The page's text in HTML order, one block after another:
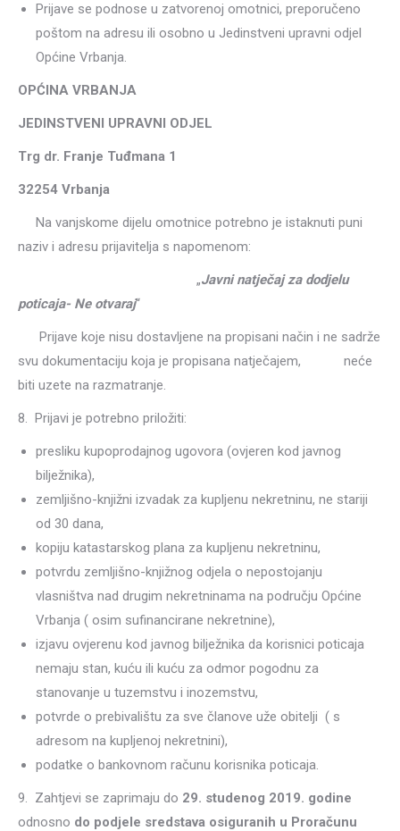
Prijave se podnose u zatvorenoj omotnici, preporučeno
poštom na adresu ili osobno u Jedinstveni upravni odjel
Općine Vrbanja.
OPĆINA VRBANJA
JEDINSTVENI UPRAVNI ODJEL
Trg dr. Franje Tuđmana 1
32254 Vrbanja
Na vanjskome dijelu omotnice potrebno je istaknuti puni
naziv i adresu prijavitelja s napomenom:
„Javni natječaj za dodjelu
poticaja- Ne otvaraj“
Prijave koje nisu dostavljene na propisani način i ne sadrže
svu dokumentaciju koja je propisana natječajem, neće
biti uzete na razmatranje.
8. Prijavi je potrebno priložiti:
presliku kupoprodajnog ugovora (ovjeren kod javnog
bilježnika),
zemljišno-knjižni izvadak za kupljenu nekretninu, ne stariji
od 30 dana,
kopiju katastarskog plana za kupljenu nekretninu,
potvrdu zemljišno-knjižnog odjela o nepostojanju
vlasništva nad drugim nekretninama na području Općine
Vrbanja ( osim sufinancirane nekretnine),
izjavu ovjerenu kod javnog bilježnika da korisnici poticaja
nemaju stan, kuću ili kuću za odmor pogodnu za
stanovanje u tuzemstvu i inozemstvu,
potvrde o prebivalištu za sve članove uže obitelji ( s
adresom na kupljenoj nekretnini),
podatke o bankovnom računu korisnika poticaja.
9. Zahtjevi se zaprimaju do 29. studenog 2019. godine
odnosno do podjele sredstava osiguranih u Proračunu